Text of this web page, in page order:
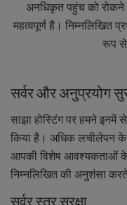
अनधिकृत पहुंच को रोकने
महत्वपूर्ण है। निम्नलिखित
रूप से
सर्वर और अनुप्रयोग
साझा होस्टिंग पर हमने
किया है। अधिक लचीलेपन
आपकी विशेष आवश्यकताओं
निम्नलिखित की अनुशंसा
सर्वर स्तर सुरक्षा